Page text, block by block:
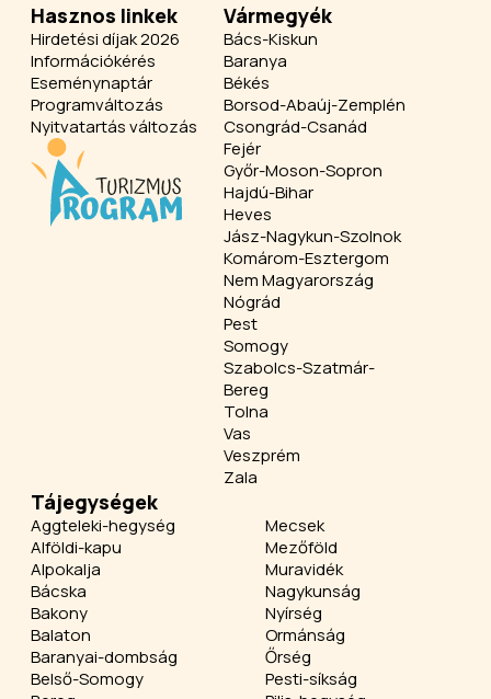
Hasznos linkek
Hirdetési díjak 2026
Információkérés
Eseménynaptár
Programváltozás
Nyitvatartás változás
Vármegyék
Bács-Kiskun
Baranya
Békés
Borsod-Abaúj-Zemplén
Csongrád-Csanád
Fejér
Győr-Moson-Sopron
Hajdú-Bihar
Heves
Jász-Nagykun-Szolnok
Komárom-Esztergom
Nem Magyarország
Nógrád
Pest
Somogy
Szabolcs-Szatmár-
Bereg
Tolna
Vas
Veszprém
Zala
Tájegységek
Aggteleki-hegység
Alföldi-kapu
Alpokalja
Bácska
Bakony
Balaton
Baranyai-dombság
Belső-Somogy
Mecsek
Mezőföld
Muravidék
Nagykunság
Nyírség
Ormánság
Őrség
Pesti-síkság